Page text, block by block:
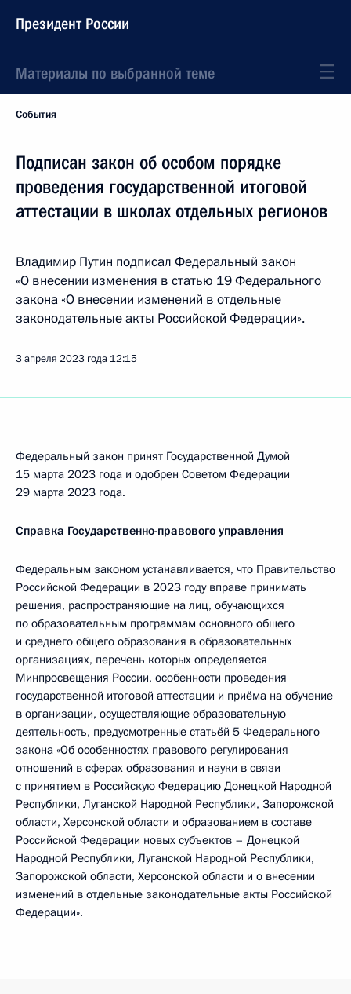
Президент России
Материалы по выбранной теме
События
Подписан закон об особом порядке
проведения государственной итоговой
аттестации в школах отдельных регионов
Владимир Путин подписал Федеральный закон
«О внесении изменения в статью 19 Федерального
закона «О внесении изменений в отдельные
законодательные акты Российской Федерации».
3 апреля 2023 года 12:15
Федеральный закон принят Государственной Думой
15 марта 2023 года и одобрен Советом Федерации
29 марта 2023 года.
Справка Государственно-правового управления
Федеральным законом устанавливается, что Правительство
Российской Федерации в 2023 году вправе принимать
решения, распространяющие на лиц, обучающихся
по образовательным программам основного общего
и среднего общего образования в образовательных
организациях, перечень которых определяется
Минпросвещения России, особенности проведения
государственной итоговой аттестации и приёма на обучение
в организации, осуществляющие образовательную
деятельность, предусмотренные статьёй 5 Федерального
закона «Об особенностях правового регулирования
отношений в сферах образования и науки в связи
с принятием в Российскую Федерацию Донецкой Народной
Республики, Луганской Народной Республики, Запорожской
области, Херсонской области и образованием в составе
Российской Федерации новых субъектов – Донецкой
Народной Республики, Луганской Народной Республики,
Запорожской области, Херсонской области и о внесении
изменений в отдельные законодательные акты Российской
Федерации».